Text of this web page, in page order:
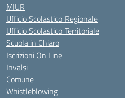
MIUR
Ufficio Scolastico Regionale
Ufficio Scolastico Territoriale
Scuola in Chiaro
Iscrizioni On Line
Invalsi
Comune
Whistleblowing